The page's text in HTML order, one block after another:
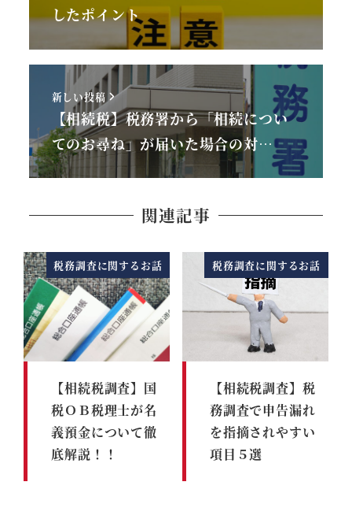
したポイント
新しい投稿
【相続税】税務署から「相続につい
てのお尋ね」が届いた場合の対…
関連記事
税務調査に関するお話
【相続税調査】国
税ＯＢ税理士が名
義預金について徹
底解説！！
税務調査に関するお話
【相続税調査】税
務調査で申告漏れ
を指摘されやすい
項目５選